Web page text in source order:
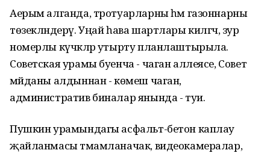
Аерым алганда, тротуарларны һәм газоннарны
төзекләндерү. Уңай һава шартлары килгәч, зур
номерлы күчәкләр утырту планлаштырыла.
Советская урамы буенча - чаган аллеясе, Совет
мәйданы алдыннан - көмеш чаган,
административ биналар янында - туи.
Пушкин урамындагы асфальт-бетон каплау
җайланмасы тәмамланачак, видеокамералар,